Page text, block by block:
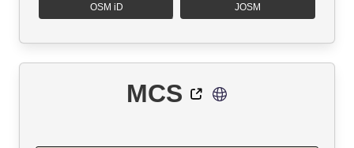
OSM iD JOSM
MCS